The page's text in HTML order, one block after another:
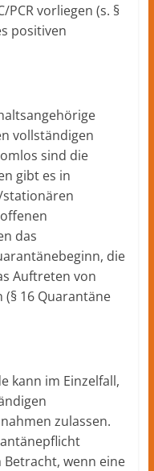
vorliegen (s. §
positiven
vollständigen
sind die
gibt es in
das
die
Auftreten von
16 Quarantäne
kann im Einzelfall,
zulassen.
wenn eine